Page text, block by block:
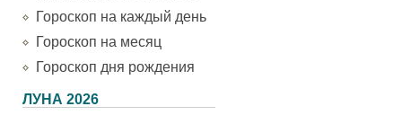
Гороскоп на каждый день
Гороскоп на месяц
Гороскоп дня рождения
ЛУНА 2026